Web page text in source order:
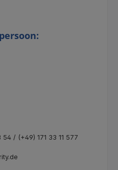
/ (+49) 171 33 11 577